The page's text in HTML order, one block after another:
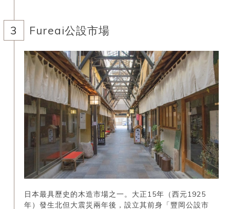
Fureai公設市場
日本最具歷史的木造市場之一。大正15年（西元1925
年）發生北但大震災兩年後，設立其前身「豐岡公設市